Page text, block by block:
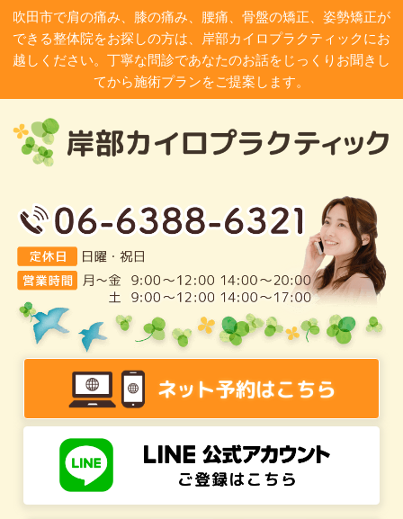
吹田市で肩の痛み、膝の痛み、腰痛、骨盤の矯正、姿勢矯正が
できる整体院をお探しの方は、岸部カイロプラクティックにお
越しください。丁寧な問診であなたのお話をじっくりお聞きし
てから施術プランをご提案します。